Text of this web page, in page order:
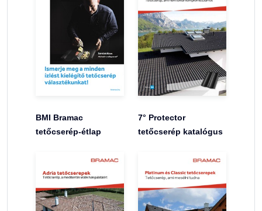
BMI Bramac
tetőcserép-étlap
7° Protector
tetőcserép katalógus